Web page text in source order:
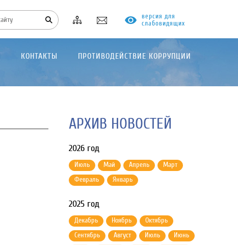
версия для
слабовидящих
КОНТАКТЫ ПРОТИВОДЕЙСТВИЕ КОРРУПЦИИ
АРХИВ НОВОСТЕЙ
2026 год
Июль Май Апрель
Март
Февраль
Январь
2025 год
Декабрь Ноябрь
Октябрь
Сентябрь
Август Июль
Июнь